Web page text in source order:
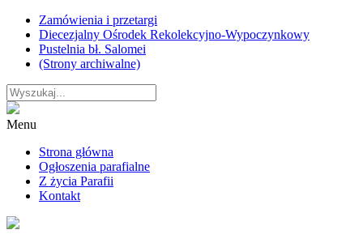
Skip
content
Zamówienia i przetargi
Diecezjalny Ośrodek Rekolekcyjno-Wypoczynkowy
Pustelnia bł. Salomei
(Strony archiwalne)
Menu
Strona główna
Ogłoszenia parafialne
Z życia Parafii
Kontakt